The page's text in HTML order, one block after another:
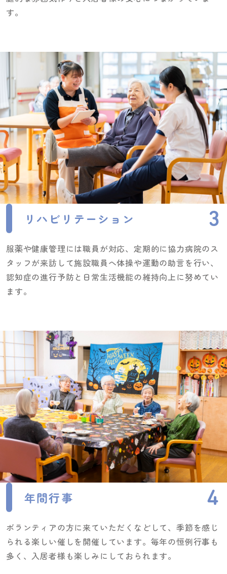
す。
リハビリテーション
服薬や健康管理には職員が対応、定期的に協力病院のス
タッフが来訪して施設職員へ体操や運動の助言を行い、
認知症の進行予防と日常生活機能の維持向上に努めてい
ます。
年間行事
ボランティアの方に来ていただくなどして、季節を感じ
られる楽しい催しを開催しています。毎年の恒例行事も
多く、入居者様も楽しみにしておられます。